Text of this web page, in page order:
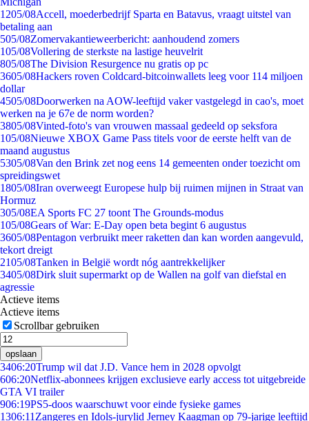
1205/08Accell, moederbedrijf Sparta en Batavus, vraagt uitstel van
betaling aan
505/08Zomervakantieweerbericht: aanhoudend zomers
105/08Vollering de sterkste na lastige heuvelrit
805/08The Division Resurgence nu gratis op pc
3605/08Hackers roven Coldcard-bitcoinwallets leeg voor 114 miljoen
dollar
4505/08Doorwerken na AOW-leeftijd vaker vastgelegd in cao's, moet
werken na je 67e de norm worden?
3805/08Vinted-foto's van vrouwen massaal gedeeld op seksfora
105/08Nieuwe XBOX Game Pass titels voor de eerste helft van de
maand augustus
5305/08Van den Brink zet nog eens 14 gemeenten onder toezicht om
spreidingswet
1805/08Iran overweegt Europese hulp bij ruimen mijnen in Straat van
Hormuz
305/08EA Sports FC 27 toont The Grounds-modus
105/08Gears of War: E-Day open beta begint 6 augustus
3605/08Pentagon verbruikt meer raketten dan kan worden aangevuld,
tekort dreigt
2105/08Tanken in België wordt nóg aantrekkelijker
3405/08Dirk sluit supermarkt op de Wallen na golf van diefstal en
agressie
Actieve items
Actieve items
Scrollbar gebruiken
opslaan
3406:20Trump wil dat J.D. Vance hem in 2028 opvolgt
606:20Netflix-abonnees krijgen exclusieve early access tot uitgebreide
GTA VI trailer
906:19PS5-doos waarschuwt voor einde fysieke games
1306:11 Zangeres en Idols-jurylid Jerney Kaagman op 79-jarige leeftijd